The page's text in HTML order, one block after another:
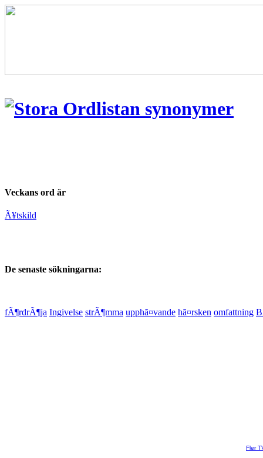
Veckans ord är
Ã¥tskild
De senaste sökningarna:
fÃ¶rdrÃ¶ja Ingivelse strÃ¶mma upphã¤vande hã¤rsken omfattning
Fler